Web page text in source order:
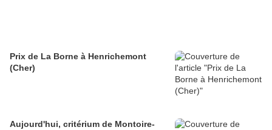
Prix de La Borne à Henrichemont
(Cher)
Aujourd'hui, critérium de Montoire-